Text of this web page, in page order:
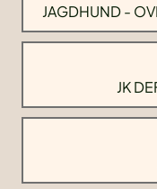
JAGDHUND -
JK